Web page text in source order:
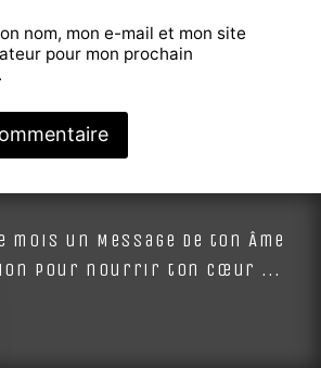
nom, mon e-mail et mon site
pour mon prochain
mois un Message de ton Âme
pour nourrir ton cœur ...